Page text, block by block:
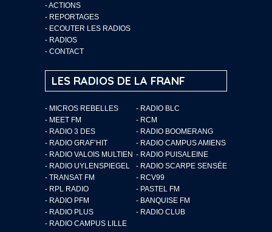
-ACTIONS
- REPORTAGES
- ECOUTER LES RADIOS
- RADIOS
- CONTACT
LES RADIOS DE LA FRANF
- MICROS REBELLES
- RADIO BLC
- MEET FM
- RCM
- RADIO 3 DES
- RADIO BOOMERANG
- RADIO GRAF’HIT
- RADIO CAMPUS AMIENS
- RADIO VALOIS MULTIEN - RADIO PUISALEINE
- RADIO UYLENSPIEGEL
- RADIO SCARPE SENSÉE
- TRANSAT FM
- RCV99
- RPL RADIO
- PASTEL FM
- RADIO PFM
- BANQUISE FM
- RADIO PLUS
- RADIO CLUB
- RADIO CAMPUS LILLE